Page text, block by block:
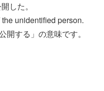
した。
unidentified person.
する」の意味です。